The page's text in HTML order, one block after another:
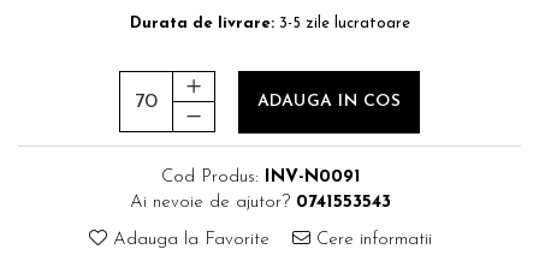
Durata de livrare:3-5 zile lucratoare
ADAUGA IN COS
Cod Produs: INV-N0091
Ai nevoie de ajutor? 0741553543
Adauga la Favorite Cere informatii